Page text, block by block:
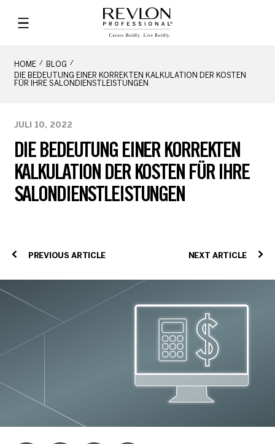
HOME
BLOG
DIE BEDEUTUNG EINER KORREKTEN KALKULATION DER KOSTEN
FÜR IHRE SALONDIENSTLEISTUNGEN
DIE BEDEUTUNG EINER KORREKTEN
KALKULATION DER KOSTEN FÜR IHRE
SALONDIENSTLEISTUNGEN
JULI 10, 2022
PREVIOUS ARTICLE NEXT ARTICLE